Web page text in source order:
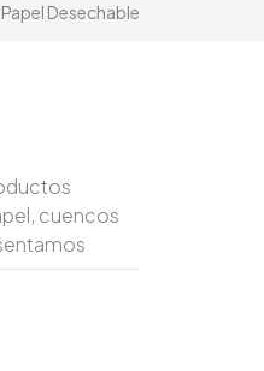
Papel Desechable
cuencos
y
sino que
papel